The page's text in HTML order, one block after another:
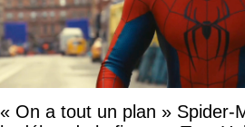
« On a tout un plan » Spider-